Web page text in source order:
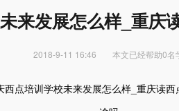
来发展怎么样_重庆
2018-9-11 16:46 本文已经帮助0名